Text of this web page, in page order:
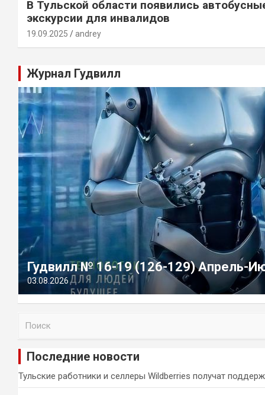
В Тульской области появились
экскурсии для инвалидов
19.09.2025 andrey
Журнал Гудвилл
Гудвилл № 16-19 (126-129) Апрель-
03.08.2026
и
Последние новости
Тульские работники и селлеры Wildberries получат